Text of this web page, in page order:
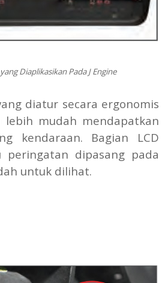
Diaplikasikan Pada J Engine
diatur secara ergonomis
lebih mudah mendapatkan
kendaraan. Bagian LCD
dipasang pada
untuk dilihat.